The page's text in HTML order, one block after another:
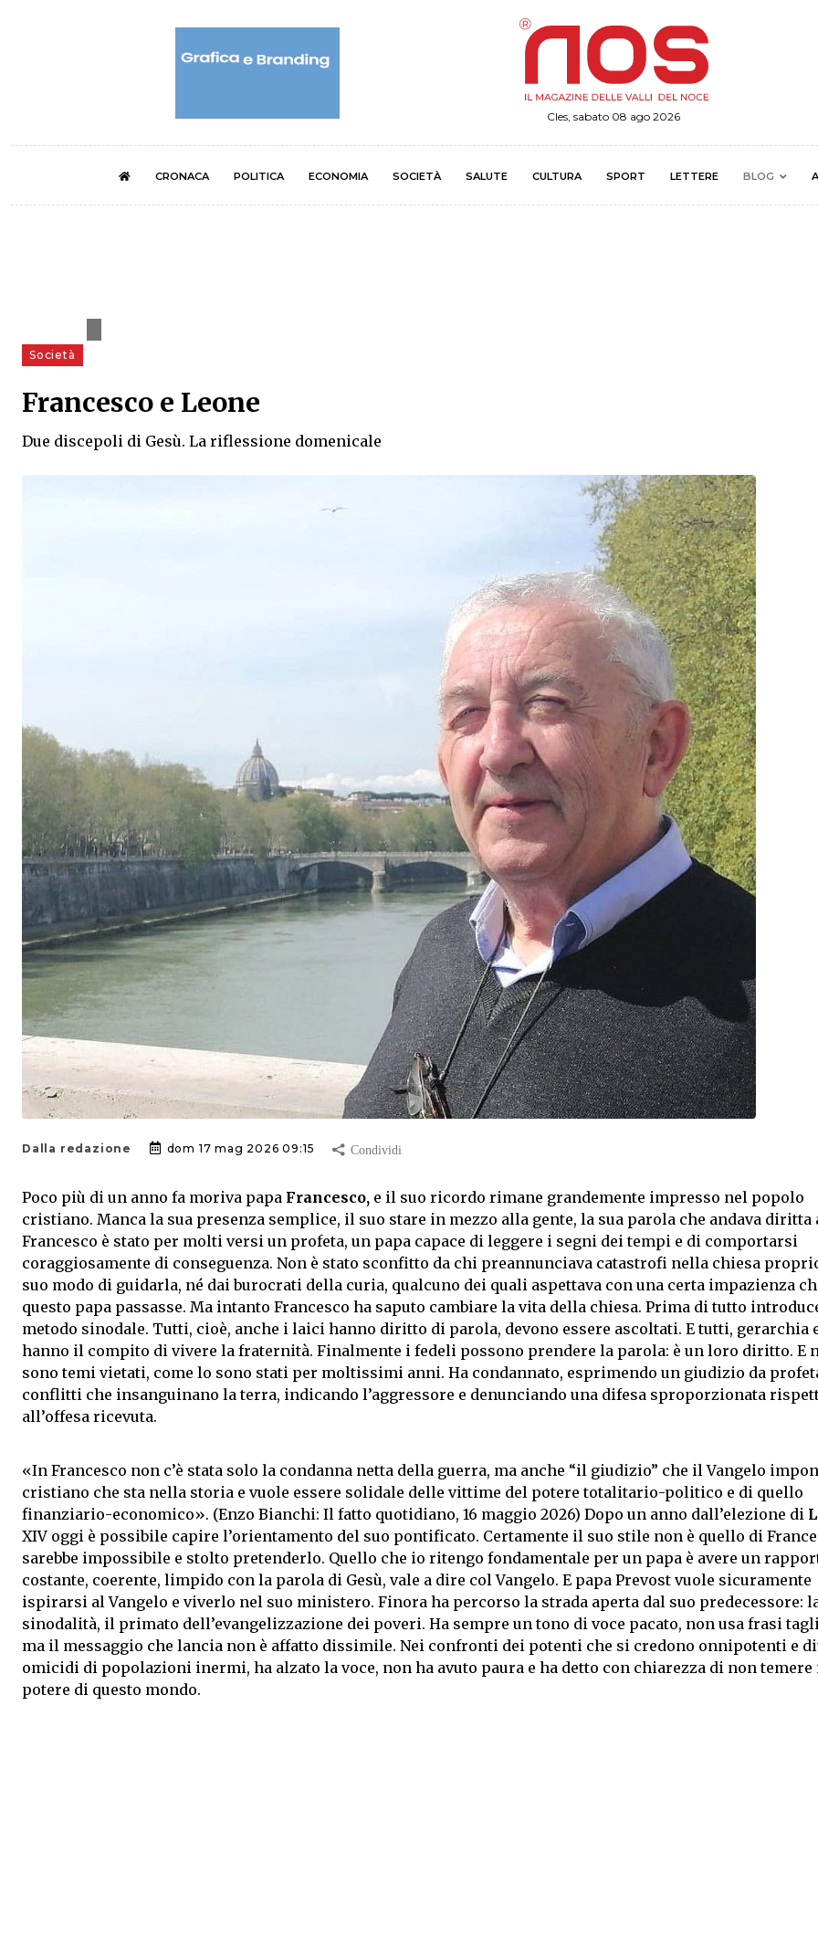
Cles, sabato 08 ago 2026
CRONACA POLITICA ECONOMIA SOCIETÀ SALUTE CULTURA SPORT LETTERE BLOG
Società
Francesco e Leone
Due discepoli di Gesù. La riflessione domenicale
Dalla redazione dom 17 mag 2026 09:15
Poco più di un anno fa moriva papa Francesco, e il suo ricordo rimane grandemente impresso nel popolo
cristiano. Manca la sua presenza semplice, il suo stare in mezzo alla gente, la sua parola che andava diritta
Francesco è stato per molti versi un profeta, un papa capace di leggere i segni dei tempi e di comportarsi
coraggiosamente di conseguenza. Non è stato sconfitto da chi preannunciava catastrofi nella chiesa
suo modo di guidarla, né dai burocrati della curia, qualcuno dei quali aspettava con una certa impazienza
questo papa passasse. Ma intanto Francesco ha saputo cambiare la vita della chiesa. Prima di tutto
metodo sinodale. Tutti, cioè, anche i laici hanno diritto di parola, devono essere ascoltati. E tutti, gerarchia
hanno il compito di vivere la fraternità. Finalmente i fedeli possono prendere la parola: è un loro diritto. E
sono temi vietati, come lo sono stati per moltissimi anni. Ha condannato, esprimendo un giudizio da
conflitti che insanguinano la terra, indicando l’aggressore e denunciando una difesa sproporzionata
all’offesa ricevuta.
«In Francesco non c’è stata solo la condanna netta della guerra, ma anche “il giudizio” che il Vangelo
cristiano che sta nella storia e vuole essere solidale delle vittime del potere totalitario-politico e di quello
finanziario-economico». (Enzo Bianchi: Il fatto quotidiano, 16 maggio 2026) Dopo un anno dall’elezione di
XIV oggi è possibile capire l’orientamento del suo pontificato. Certamente il suo stile non è quello di
sarebbe impossibile e stolto pretenderlo. Quello che io ritengo fondamentale per un papa è avere un
costante, coerente, limpido con la parola di Gesù, vale a dire col Vangelo. E papa Prevost vuole sicuramente
ispirarsi al Vangelo e viverlo nel suo ministero. Finora ha percorso la strada aperta dal suo predecessore:
sinodalità, il primato dell’evangelizzazione dei poveri. Ha sempre un tono di voce pacato, non usa frasi
ma il messaggio che lancia non è affatto dissimile. Nei confronti dei potenti che si credono onnipotenti e
omicidi di popolazioni inermi, ha alzato la voce, non ha avuto paura e ha detto con chiarezza di non
potere di questo mondo.